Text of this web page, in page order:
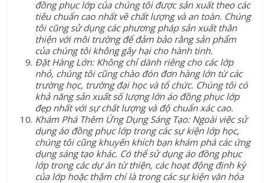
đồng phục lớp của chúng tôi được sản xuất theo các
tiêu chuẩn cao nhất về chất lượng và an toàn. Chúng
tôi cũng sử dụng các phương pháp sản xuất thân
thiện với môi trường để đảm bảo rằng sản phẩm
của chúng tôi không gây hại cho hành tinh.
Đặt Hàng Lớn: Không chỉ dành riêng cho các lớp
nhỏ, chúng tôi cũng chào đón đơn hàng lớn từ các
trường học, trường đại học và tổ chức. Chúng tôi có
khả năng sản xuất số lượng lớn áo đồng phục lớp
đẹp nhất với sự chất lượng và độ chuẩn xác cao.
Khám Phá Thêm Ứng Dụng Sáng Tạo: Ngoài việc sử
dụng áo đồng phục lớp trong các sự kiện lớp học,
chúng tôi cũng khuyến khích bạn khám phá các ứng
dụng sáng tạo khác. Có thể sử dụng áo đồng phục
lớp trong các dự án từ thiện, các hoạt động định kỳ
của lớp hoặc thậm chí là trong các sự kiện văn hóa